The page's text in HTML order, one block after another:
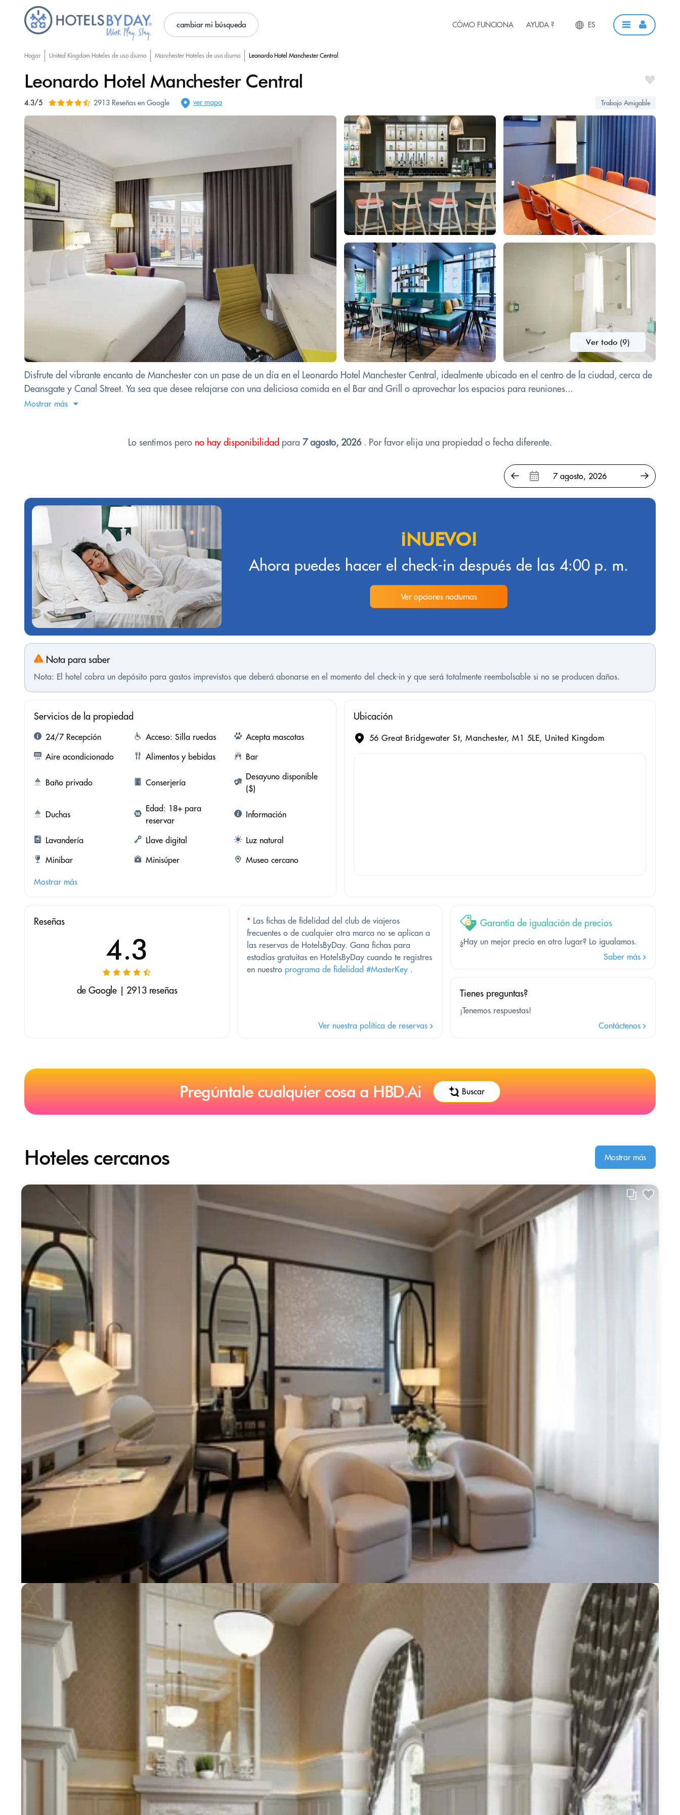
cambiar mi búsqueda CÓMO FUNCIONA AYUDA ? ES
Hogar United Kingdom Hoteles de uso diurno Manchester Hoteles de uso diurno Leonardo Hotel Manchester Central
Leonardo Hotel Manchester Central
4.3/5 2913 Reseñas en Google ver mapa Trabajo Amigable
Ver todo (9)
Disfrute del vibrante encanto de Manchester con un pase de un día en el Leonardo Hotel Manchester Central, idealmente ubicado en el centro de la ciudad, cerca de
Deansgate y Canal Street. Ya sea que desee relajarse con una deliciosa comida en el Bar and Grill o aprovechar los espacios para reuniones...
Mostrar más
Lo sentimos pero no hay disponibilidad para 7 agosto, 2026. Por favor elija una propiedad o fecha diferente.
¡NUEVO!
Ahora puedes hacer el check-in después de las 4:00 p. m.
Ver opciones nocturnas
Nota para saber
Nota: El hotel cobra un depósito para gastos imprevistos que deberá abonarse en el momento del check-in y que será totalmente reembolsable si no se producen daños.
Servicios de la propiedad
24/7 Recepción Acceso: Silla ruedas
Acepta mascotas
Aire acondicionado
Alimentos y bebidas Bar
Baño privado Conserjería
Desayuno disponible
($)
Duchas
Edad: 18+ para
reservar
Información
Lavandería Llave digital
Luz natural
Minibar
Minisúper Museo cercano
Mostrar más
Ubicación
56 Great Bridgewater St, Manchester, M1 5LE, United Kingdom
Reseñas
4.3
de Google | 2913 reseñas
* Las fichas de fidelidad del club de viajeros
frecuentes o de cualquier otra marca no se aplican a
las reservas de HotelsByDay. Gana fichas para
estadías gratuitas en HotelsByDay cuando te registres
en nuestro programa de fidelidad #MasterKey .
Ver nuestra política de reservas
Garantía de igualación de precios
¿Hay un mejor precio en otro lugar? Lo igualamos.
Saber más
Tienes preguntas?
¡Tenemos respuestas!
Contáctenos
Pregúntale cualquier cosa a HBD.Ai Buscar
Hoteles cercanos Mostrar más